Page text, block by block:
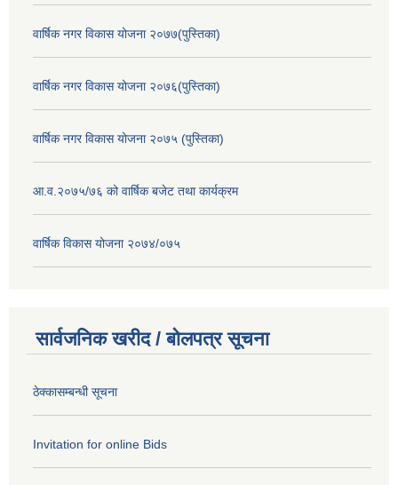
वार्षिक नगर विकास योजना २०७७(पुस्तिका)
वार्षिक नगर विकास योजना २०७६(पुस्तिका)
वार्षिक नगर विकास योजना २०७५ (पुस्तिका)
आ.व.२०७५/७६ को वार्षिक बजेट तथा कार्यक्रम
वार्षिक विकास योजना २०७४/०७५
सार्वजनिक खरीद / बोलपत्र सूचना
ठेक्कासम्बन्धी सूचना
Invitation for online Bids